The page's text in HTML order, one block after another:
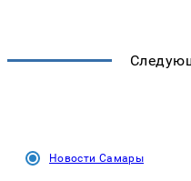
Новости Самары